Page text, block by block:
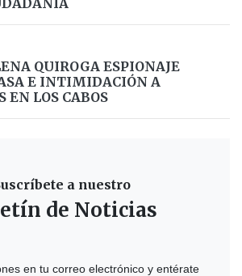
QUIROGA ESPIONAJE
E INTIMIDACIÓN A
EN LOS CABOS
a nuestro
de Noticias
en tu correo electrónico y entérate